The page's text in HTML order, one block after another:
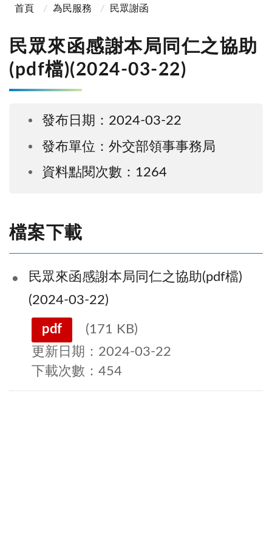
首頁 為民服務 民眾謝函
民眾來函感謝本局同仁之協助
(pdf檔)(2024-03-22)
發布日期：2024-03-22
發布單位：外交部領事事務局
資料點閱次數：1264
檔案下載
民眾來函感謝本局同仁之協助(pdf檔)
(2024-03-22)
pdf
(171 KB)
更新日期：2024-03-22
下載次數：454